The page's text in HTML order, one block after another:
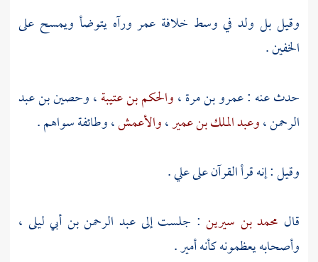
وقيل بل ولد في وسط خلافة عمر ورآه يتوضأ ويمسح على
الخفين .
حدث عنه :عمرو بن مرة،والحكم بن عتيبة،وحصين بن عبد
الرحمن،وعبد الملك بن عمير،والأعمش، وطائفة سواهم .
وقيل : إنه قرأ القرآن علىعلي.
قال محمد بن سيرين : جلست إلىعبد الرحمن بن أبي ليلى ،
وأصحابه يعظمونه كأنه أمير .